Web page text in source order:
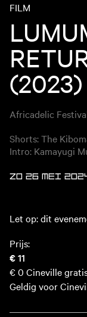
FILM
(2023)
Africadelic
Shorts: The
Intro: Kamayugi
ZO 26 MEI
Let op: dit
Prijs:
€ 11
€ 0 Cineville
Geldig voor